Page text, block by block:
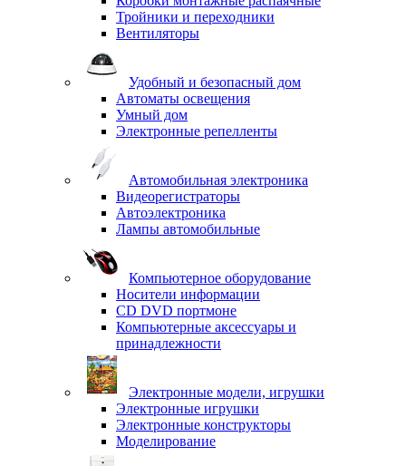
Тройники и переходники
Вентиляторы
Удобный и безопасный дом
Автоматы освещения
Умный дом
Электронные репелленты
Автомобильная электроника
Видеорегистраторы
Автоэлектроника
Лампы автомобильные
Компьютерное оборудование
Носители информации
CD DVD портмоне
Компьютерные аксессуары и
принадлежности
Электронные модели, игрушки
Электронные игрушки
Электронные конструкторы
Моделирование